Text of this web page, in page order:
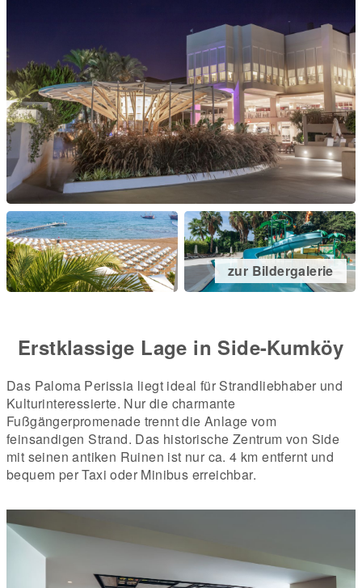
zur Bildergalerie
Erstklassige Lage in Side-Kumköy
Das Paloma Perissia liegt ideal für Strandliebhaber und
Kulturinteressierte. Nur die charmante
Fußgängerpromenade trennt die Anlage vom
feinsandigen Strand. Das historische Zentrum von Side
mit seinen antiken Ruinen ist nur ca. 4 km entfernt und
bequem per Taxi oder Minibus erreichbar.